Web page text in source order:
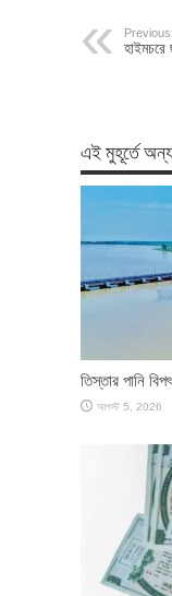
Previous:
এই মুহূর্তে
তিস্তার পানি
আগস্ট 5, 2026